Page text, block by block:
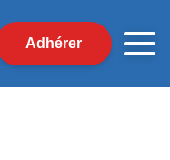
Adhérer